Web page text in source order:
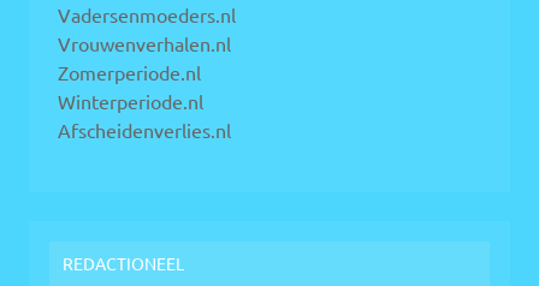
Vadersenmoeders.nl
Vrouwenverhalen.nl
Zomerperiode.nl
Winterperiode.nl
Afscheidenverlies.nl
REDACTIONEEL